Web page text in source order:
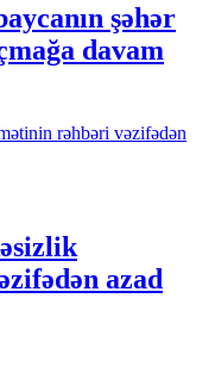
şəhər
davam
azad